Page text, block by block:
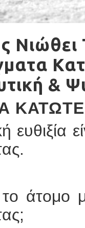
Νιώθει
&
ευθιξία
άτομο